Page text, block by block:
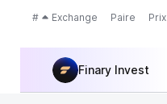
# Exchange Paire Prix
Finary Invest